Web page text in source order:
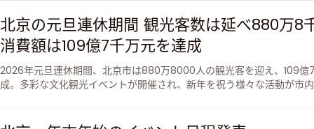
北京の元旦連休期間 観光客数は延べ880万8
消費額は109億7千万元を達成
2026年元旦連休期間、北京市は880万8000人の観光客を迎え、109
成。多彩な文化観光イベントが開催され、新年を祝う様々な活動が市